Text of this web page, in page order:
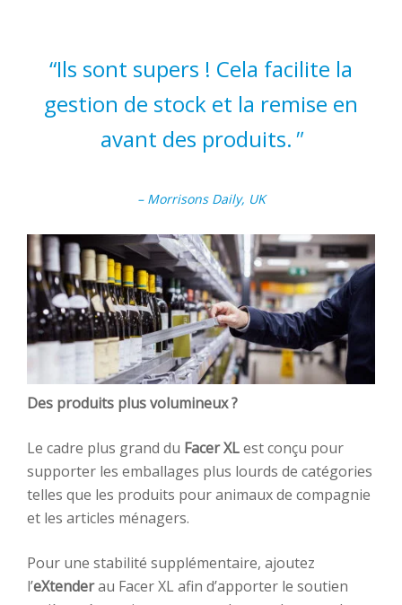
“Ils sont supers ! Cela facilite la
gestion de stock et la remise en
avant des produits."
– Morrisons Daily, UK
Des produits plus volumineux ?
Le cadre plus grand du Facer XLest conçu pour
supporter les emballages plus lourds de catégories
telles que les produits pour animaux de compagnie
et les articles ménagers.
Pour une stabilité supplémentaire, ajoutez
l’eXtenderau Facer XL afin d’apporter le soutien